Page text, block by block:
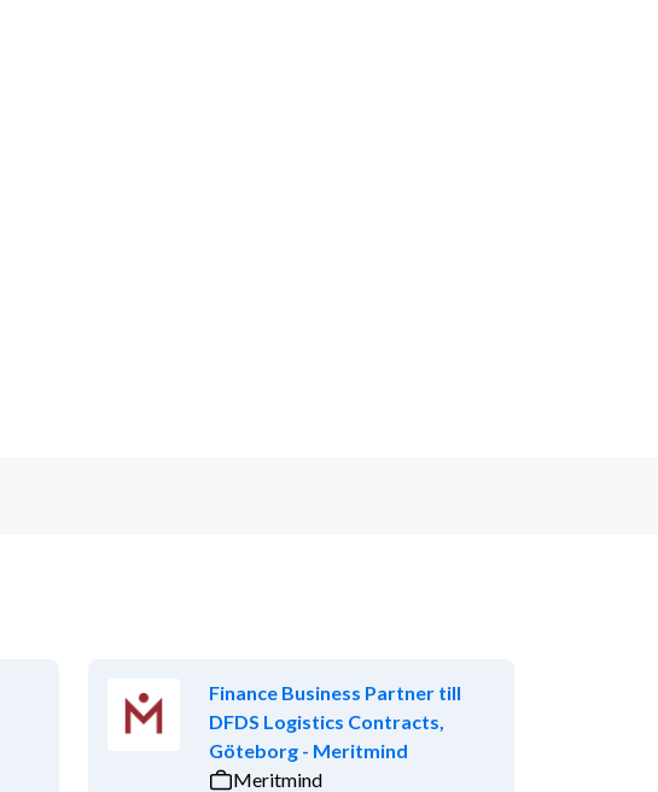
Finance Business Partner till
DFDS Logistics Contracts,
Göteborg - Meritmind
Meritmind